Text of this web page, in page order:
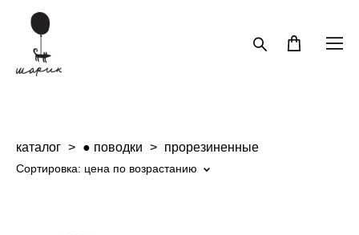
каталог > ● поводки > прорезиненные
Сортировка: цена по возрастанию